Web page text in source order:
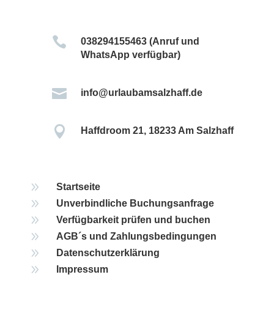

038294155463 (Anruf und
WhatsApp verfügbar)
 info@urlaubamsalzhaff.de
 Haffdroom 21, 18233 Am Salzhaff
9 Startseite
9 Unverbindliche Buchungsanfrage
9 Verfügbarkeit prüfen und buchen
9 AGB´s und Zahlungsbedingungen
9 Datenschutzerklärung
9 Impressum